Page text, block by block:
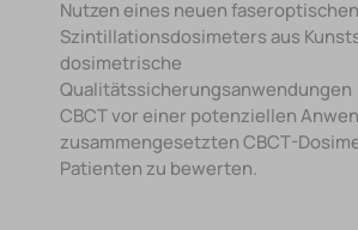
Nutzen eines neuen faseroptischen
Szintillationsdosimeters aus
dosimetrische
Qualitätssicherungsanwendungen
CBCT vor einer potenziellen
zusammengesetzten CBCT-
Patienten zu bewerten.